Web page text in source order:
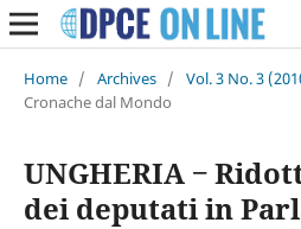
Home / Archives / Vol. 3 No. 3
Cronache dal Mondo
UNGHERIA ‒
dei deputati in